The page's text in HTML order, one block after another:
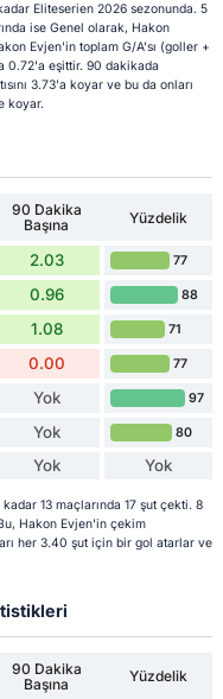
Eliteserien 2026 sezonunda. 5
ise Genel olarak, Hakon
Evjen'in toplam G/A'sı (goller +
0.72'a eşittir. 90 dakikada
3.73'a koyar ve bu da onları
koyar.
90 Dakika
Başına
Yüzdelik
2.03 77
0.96 88
1.08 71
0.00 77
Yok 97
Yok 80
Yok Yok
13 maçlarında 17 şut çekti. 8
Hakon Evjen'in çekim
her 3.40 şut için bir gol atarlar ve
90 Dakika
Başına
Yüzdelik